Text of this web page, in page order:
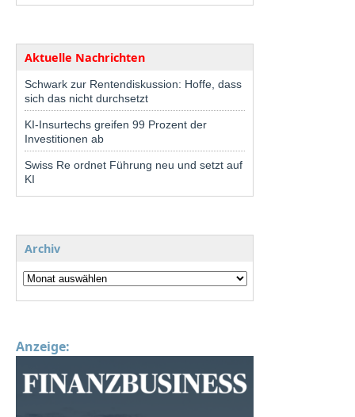
Aktuelle Nachrichten
Schwark zur Rentendiskussion: Hoffe, dass
sich das nicht durchsetzt
KI-Insurtechs greifen 99 Prozent der
Investitionen ab
Swiss Re ordnet Führung neu und setzt auf
KI
Archiv
Anzeige: